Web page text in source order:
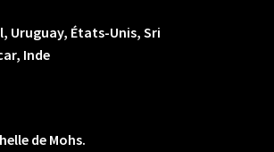
Uruguay, États-Unis, Sri
Inde
de Mohs.